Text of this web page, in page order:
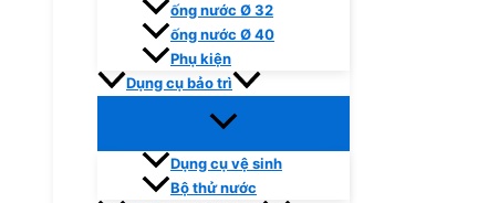
ống nước Ø 32
ống nước Ø 40
Phụ kiện
Dụng cụ bảo trì
Dụng cụ vệ sinh
Bộ thử nước